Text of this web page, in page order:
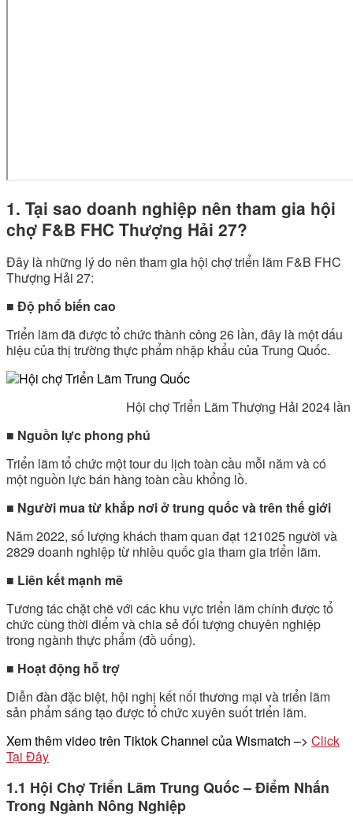
1. Tại sao doanh nghiệp nên tham gia hội
chợ F&B FHC Thượng Hải 27?
Đây là những lý do nên tham gia hội chợ triển lãm F&B FHC
Thượng Hải 27:
■ Độ phổ biến cao
Triển lãm đã được tổ chức thành công 26 lần, đây là một dấu
hiệu của thị trường thực phẩm nhập khẩu của Trung Quốc.
Hội chợ Triển Lãm Thượng Hải 2024 lần
■ Nguồn lực phong phú
Triển lãm tổ chức một tour du lịch toàn cầu mỗi năm và có
một nguồn lực bán hàng toàn cầu khổng lồ.
■ Người mua từ khắp nơi ở trung quốc và trên thế giới
Năm 2022, số lượng khách tham quan đạt 121025 người và
2829 doanh nghiệp từ nhiều quốc gia tham gia triển lãm.
■ Liên kết mạnh mẽ
Tương tác chặt chẽ với các khu vực triển lãm chính được tổ
chức cùng thời điểm và chia sẻ đối tượng chuyên nghiệp
trong ngành thực phẩm (đồ uống).
■ Hoạt động hỗ trợ
Diễn đàn đặc biệt, hội nghị kết nối thương mại và triển lãm
sản phẩm sáng tạo được tổ chức xuyên suốt triển lãm.
Xem thêm video trên Tiktok Channel của Wismatch –> Click
Tại Đây
1.1 Hội Chợ Triển Lãm Trung Quốc – Điểm Nhấn
Trong Ngành Nông Nghiệp